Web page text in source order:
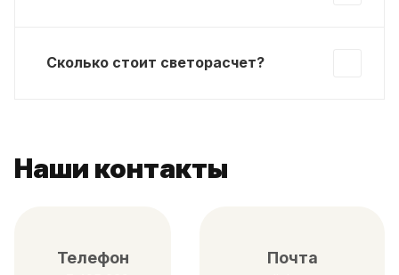
Сколько стоит светорасчет?
Наши контакты
Телефон Почта